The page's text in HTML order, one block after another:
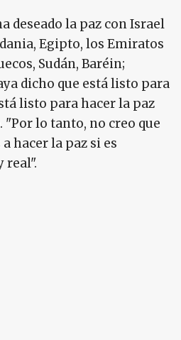
deseado la paz con Israel
Egipto, los Emiratos
Sudán, Baréin;
dicho que está listo para
listo para hacer la paz
"Por lo tanto, no creo que
hacer la paz si es
real".